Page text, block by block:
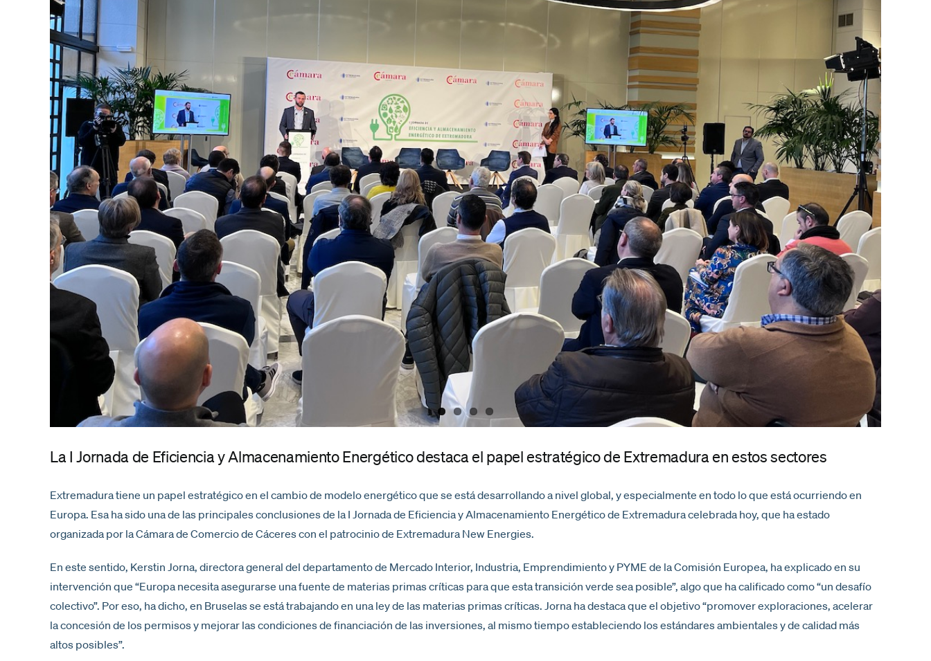
La I Jornada de Eficiencia y Almacenamiento Energético destaca el papel estratégico de Extremadura en estos sectores
Extremadura tiene un papel estratégico en el cambio de modelo energético que se está desarrollando a nivel global, y especialmente en todo lo que está ocurriendo en
Europa. Esa ha sido una de las principales conclusiones de la I Jornada de Eficiencia y Almacenamiento Energético de Extremadura celebrada hoy, que ha estado
organizada por la Cámara de Comercio de Cáceres con el patrocinio de Extremadura New Energies.
En este sentido, Kerstin Jorna, directora general del departamento de Mercado Interior, Industria, Emprendimiento y PYME de la Comisión Europea, ha explicado en su
intervención que “Europa necesita asegurarse una fuente de materias primas críticas para que esta transición verde sea posible”, algo que ha calificado como “un desafío
colectivo”. Por eso, ha dicho, en Bruselas se está trabajando en una ley de las materias primas críticas. Jorna ha destaca que el objetivo “promover exploraciones, acelerar
la concesión de los permisos y mejorar las condiciones de financiación de las inversiones, al mismo tiempo estableciendo los estándares ambientales y de calidad más
altos posibles”.